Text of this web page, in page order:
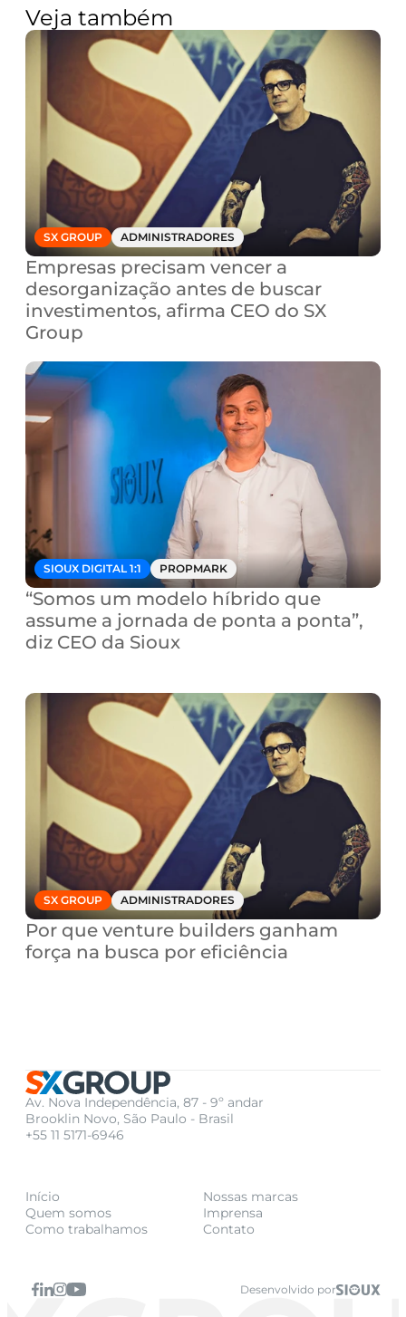
Veja também
SX GROUP ADMINISTRADORES
Empresas precisam vencer a
desorganização antes de buscar
investimentos, afirma CEO do SX
Group
SIOUX DIGITAL 1:1 PROPMARK
“Somos um modelo híbrido que
assume a jornada de ponta a ponta”,
diz CEO da Sioux
SX GROUP ADMINISTRADORES
Por que venture builders ganham
força na busca por eficiência
Av. Nova Independência, 87 - 9º andar
Brooklin Novo, São Paulo - Brasil
+55 11 5171-6946
Início
Quem somos
Como trabalhamos
Nossas marcas
Imprensa
Contato
Desenvolvido por